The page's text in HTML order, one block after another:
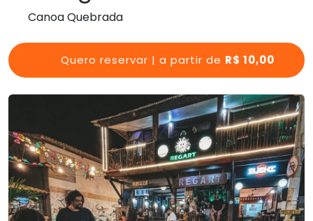
Canoa Quebrada
Quero reservar | a partir de R$ 10,00